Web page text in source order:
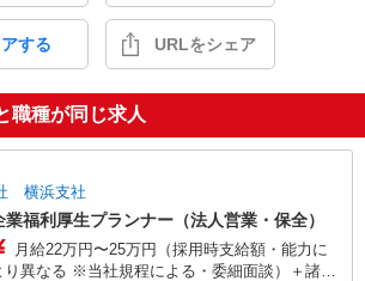
する URLをシェア
職種が同じ求人
横浜支社
業福利厚生プランナー（法人営業・保全）
月給22万円〜25万円（採用時支給額・能力に
り異なる ※当社規程による・委細面談）＋諸手